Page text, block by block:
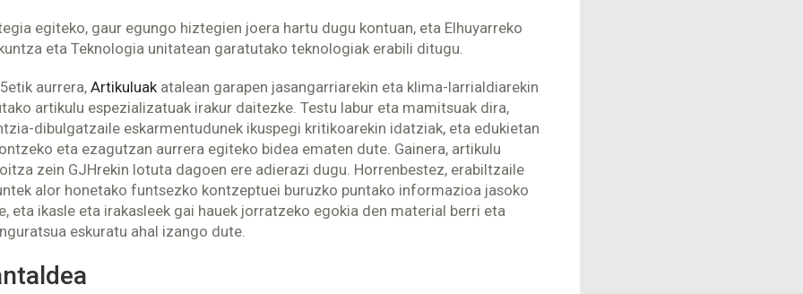
egiteko, gaur egungo hiztegien joera hartu dugu kontuan, eta Elhuyarreko
eta Teknologia unitatean garatutako teknologiak erabili ditugu.
aurrera, Artikuluakatalean garapen jasangarriarekin eta klima-larrialdiarekin
artikulu espezializatuak irakur daitezke. Testu labur eta mamitsuak dira,
dibulgatzaile eskarmentudunek ikuspegi kritikoarekin idatziak, eta edukietan
eta ezagutzan aurrera egiteko bidea ematen dute. Gainera, artikulu
zein GJHrekin lotuta dagoen ere adierazi dugu. Horrenbestez, erabiltzaile
alor honetako funtsezko kontzeptuei buruzko puntako informazioa jasoko
eta ikasle eta irakasleek gai hauek jorratzeko egokia den material berri eta
eskuratu ahal izango dute.